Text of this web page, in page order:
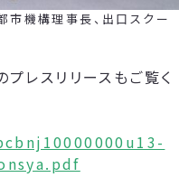
構理事長、出口スクー
レスリリースもご覧く